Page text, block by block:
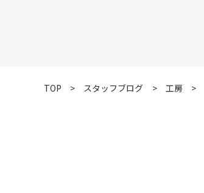
TOP > スタッフブログ > 工房 >